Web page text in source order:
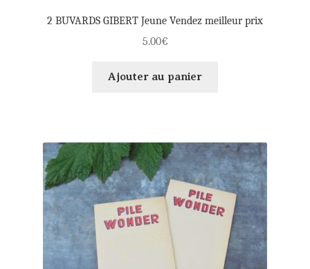
2 BUVARDS GIBERT Jeune Vendez meilleur prix
5.00€
Ajouter au panier